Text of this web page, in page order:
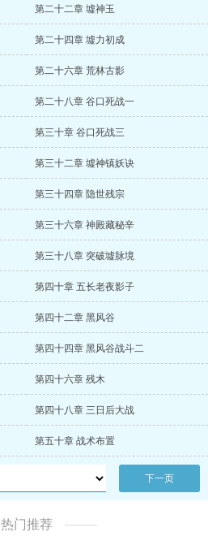
第二十二章 墟神玉
第二十四章 墟力初成
第二十六章 荒林古影
第二十八章 谷口死战一
第三十章 谷口死战三
第三十二章 墟神镇妖诀
第三十四章 隐世残宗
第三十六章 神殿藏秘辛
第三十八章 突破墟脉境
第四十章 五长老夜影子
第四十二章 黑风谷
第四十四章 黑风谷战斗二
第四十六章 残木
第四十八章 三日后大战
第五十章 战术布置
下一页
热门推荐